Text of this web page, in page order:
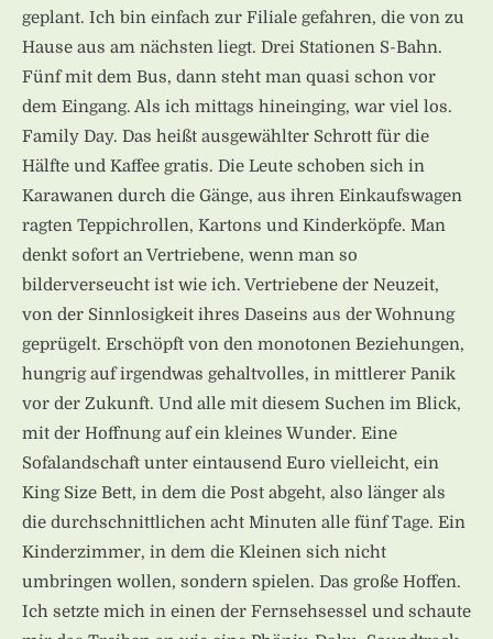
geplant. Ich bin einfach zur Filiale gefahren, die von zu
Hause aus am nächsten liegt. Drei Stationen S-Bahn.
Fünf mit dem Bus, dann steht man quasi schon vor
dem Eingang. Als ich mittags hineinging, war viel los.
Family Day. Das heißt ausgewählter Schrott für die
Hälfte und Kaffee gratis. Die Leute schoben sich in
Karawanen durch die Gänge, aus ihren Einkaufswagen
ragten Teppichrollen, Kartons und Kinderköpfe. Man
denkt sofort an Vertriebene, wenn man so
bilderverseucht ist wie ich. Vertriebene der Neuzeit,
von der Sinnlosigkeit ihres Daseins aus der Wohnung
geprügelt. Erschöpft von den monotonen Beziehungen,
hungrig auf irgendwas gehaltvolles, in mittlerer Panik
vor der Zukunft. Und alle mit diesem Suchen im Blick,
mit der Hoffnung auf ein kleines Wunder. Eine
Sofalandschaft unter eintausend Euro vielleicht, ein
King Size Bett, in dem die Post abgeht, also länger als
die durchschnittlichen acht Minuten alle fünf Tage. Ein
Kinderzimmer, in dem die Kleinen sich nicht
umbringen wollen, sondern spielen. Das große Hoffen.
Ich setzte mich in einen der Fernsehsessel und schaute